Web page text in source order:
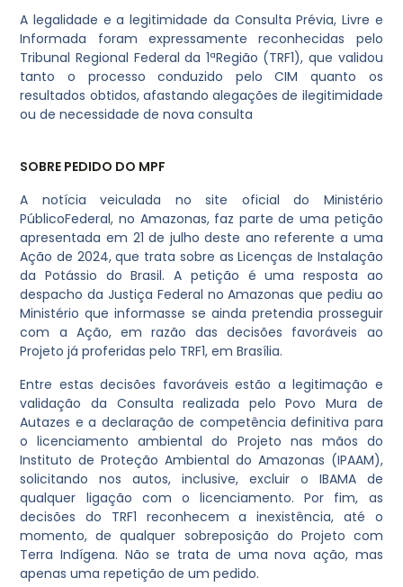
A legalidade e a legitimidade da Consulta Prévia, Livre e
Informada foram expressamente reconhecidas pelo
Tribunal Regional Federal da 1ªRegião (TRF1), que validou
tanto o processo conduzido pelo CIM quanto os
resultados obtidos, afastando alegações de ilegitimidade
ou de necessidade de nova consulta
SOBRE PEDIDO DO MPF
A notícia veiculada no site oficial do Ministério
PúblicoFederal, no Amazonas, faz parte de uma petição
apresentada em 21 de julho deste ano referente a uma
Ação de 2024, que trata sobre as Licenças de Instalação
da Potássio do Brasil. A petição é uma resposta ao
despacho da Justiça Federal no Amazonas que pediu ao
Ministério que informasse se ainda pretendia prosseguir
com a Ação, em razão das decisões favoráveis ao
Projeto já proferidas pelo TRF1, em Brasília.
Entre estas decisões favoráveis estão a legitimação e
validação da Consulta realizada pelo Povo Mura de
Autazes e a declaração de competência definitiva para
o licenciamento ambiental do Projeto nas mãos do
Instituto de Proteção Ambiental do Amazonas (IPAAM),
solicitando nos autos, inclusive, excluir o IBAMA de
qualquer ligação com o licenciamento. Por fim, as
decisões do TRF1 reconhecem a inexistência, até o
momento, de qualquer sobreposição do Projeto com
Terra Indígena. Não se trata de uma nova ação, mas
apenas uma repetição de um pedido.